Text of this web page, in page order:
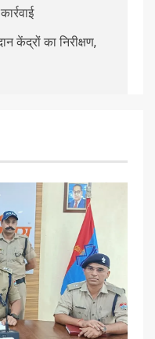
केंद्रों का निरीक्षण,